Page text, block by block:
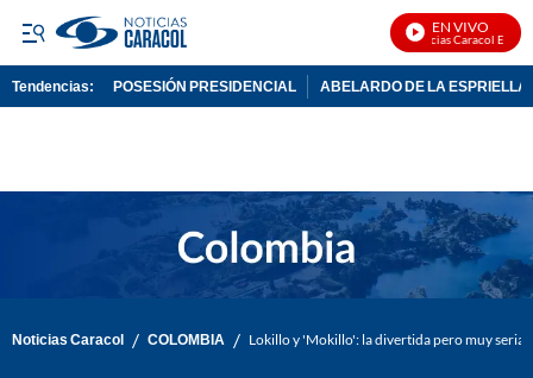
EN VIVO
Noticias Caracol En Vivo
Tendencias: POSESIÓN PRESIDENCIAL ABELARDO DE LA ESPRIELLA
Noticias Caracol / COLOMBIA / Lokillo y 'Mokillo': la divertida pero muy seria